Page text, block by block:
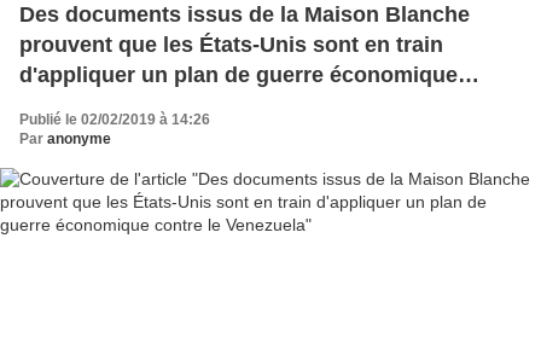
Des documents issus de la Maison Blanche
prouvent que les États-Unis sont en train
d'appliquer un plan de guerre économique
Publié le 02/02/2019 à 14:26
Par anonyme